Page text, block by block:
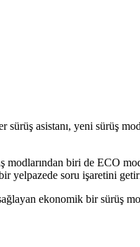
asistanı, yeni sürüş
modlarından biri de ECO
yelpazede soru işaretini
ekonomik bir sürüş